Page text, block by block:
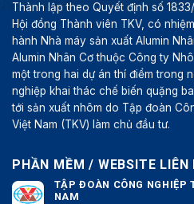
Thành lập theo Quyết định số
Hội đồng Thành viên TKV, có
hành Nhà máy sản xuất Alumin
Alumin Nhân Cơ thuộc Công ty
một trong hai dự án thí điểm trong
nghiệp khai thác chế biến quặng
tới sản xuất nhôm do Tập đoàn
Việt Nam (TKV) làm chủ đầu tư.
PHẦN MỀM / WEBSITE LIÊN
TẬP ĐOÀN CÔNG NGHIỆP
NAM